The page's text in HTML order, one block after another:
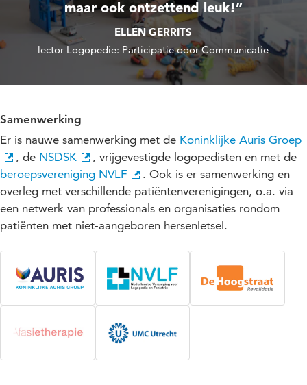
maar ook ontzettend leuk!”
ELLEN GERRITS
lector Logopedie: Participatie door Communicatie
Samenwerking
Er is nauwe samenwerking met de Koninklijke Auris Groep
, de NSDSK
, vrijgevestigde logopedisten en met de
beroepsvereniging NVLF
. Ook is er samenwerking en
overleg met verschillende patiëntenverenigingen, o.a. via
een netwerk van professionals en organisaties rondom
patiënten met niet-aangeboren hersenletsel.